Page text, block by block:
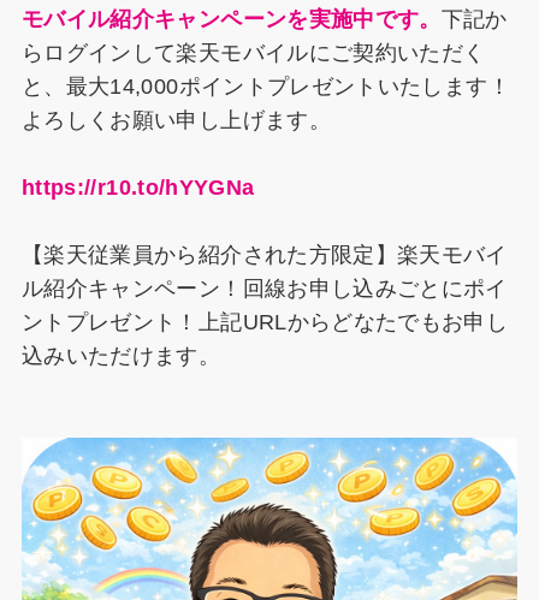
モバイル紹介キャンペーンを実施中です。 下記か
らログインして楽天モバイルにご契約いただく
と、最大14,000ポイントプレゼントいたします！
よろしくお願い申し上げます。
https://r10.to/hYYGNa
【楽天従業員から紹介された方限定】楽天モバイ
ル紹介キャンペーン！回線お申し込みごとにポイ
ントプレゼント！上記URLからどなたでもお申し
込みいただけます。